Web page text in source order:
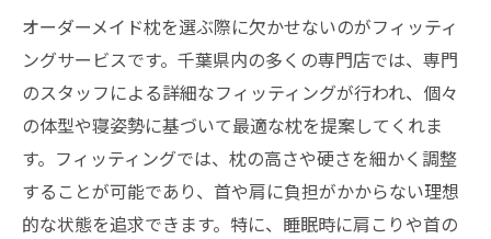
オーダーメイド枕を選ぶ際に欠かせないのがフィッティ
ングサービスです。千葉県内の多くの専門店では、専門
のスタッフによる詳細なフィッティングが行われ、個々
の体型や寝姿勢に基づいて最適な枕を提案してくれま
す。フィッティングでは、枕の高さや硬さを細かく調整
することが可能であり、首や肩に負担がかからない理想
的な状態を追求できます。特に、睡眠時に肩こりや首の